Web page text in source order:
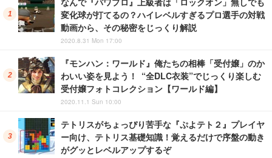
変化球が打てるの？ハイレベルすぎるプロ選手の対戦
動画から、その秘密をじっくり解説
2020.8.31 Mon 17:00
『モンハン：ワールド』俺たちの相棒「受付嬢」のか
わいい姿を見よう！ “全DLC衣装”でじっくり楽しむ
受付嬢フォトコレクション【ワールド編】
2020.11.1 Sun 10:00
テトリスがちょっぴり苦手な『ぷよテト２』プレイヤ
ー向け、テトリス基礎知識！覚えるだけで序盤の動き
がグッとレベルアップするぞ